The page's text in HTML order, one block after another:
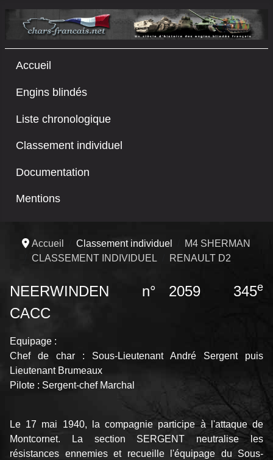
Accueil
Engins blindés
Liste chronologique
Classement individuel
Documentation
Mentions
Accueil Classement individuel
M4 SHERMAN
CLASSEMENT INDIVIDUEL
RENAULT D2
NEERWINDEN n° 2059 345e
CACC
Equipage :
Chef de char : Sous-Lieutenant André Sergent puis
Lieutenant Brumeaux
Pilote : Sergent-chef Marchal
Le 17 mai 1940, la compagnie participe à l'attaque de
Montcornet. La section SERGENT neutralise les
résistances ennemies et recueille l'équipage du Sous-